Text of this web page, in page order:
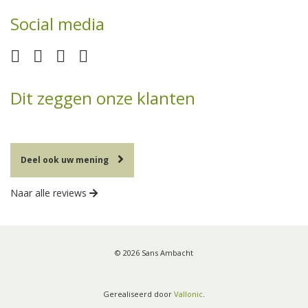
Social media
Dit zeggen onze klanten
Deel ook uw mening
Naar alle reviews
© 2026 Sans Ambacht
Gerealiseerd door Vallonic